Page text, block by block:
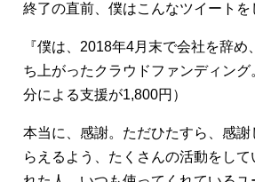
終了の直前、僕はこんなツイートを
『僕は、2018年4月末で会社を辞
ち上がったクラウドファンディン
分による支援が1,800円）
本当に、感謝。ただひたすら、感
らえるよう、たくさんの活動をし